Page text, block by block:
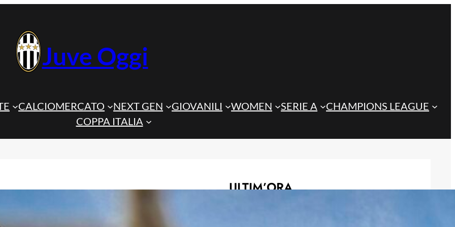
Juve Oggi
CALCIOMERCATO NEXT GEN GIOVANILI WOMEN SERIE A
CHAMPIONS LEAGUE
COPPA ITALIA
ULTIM’ORA